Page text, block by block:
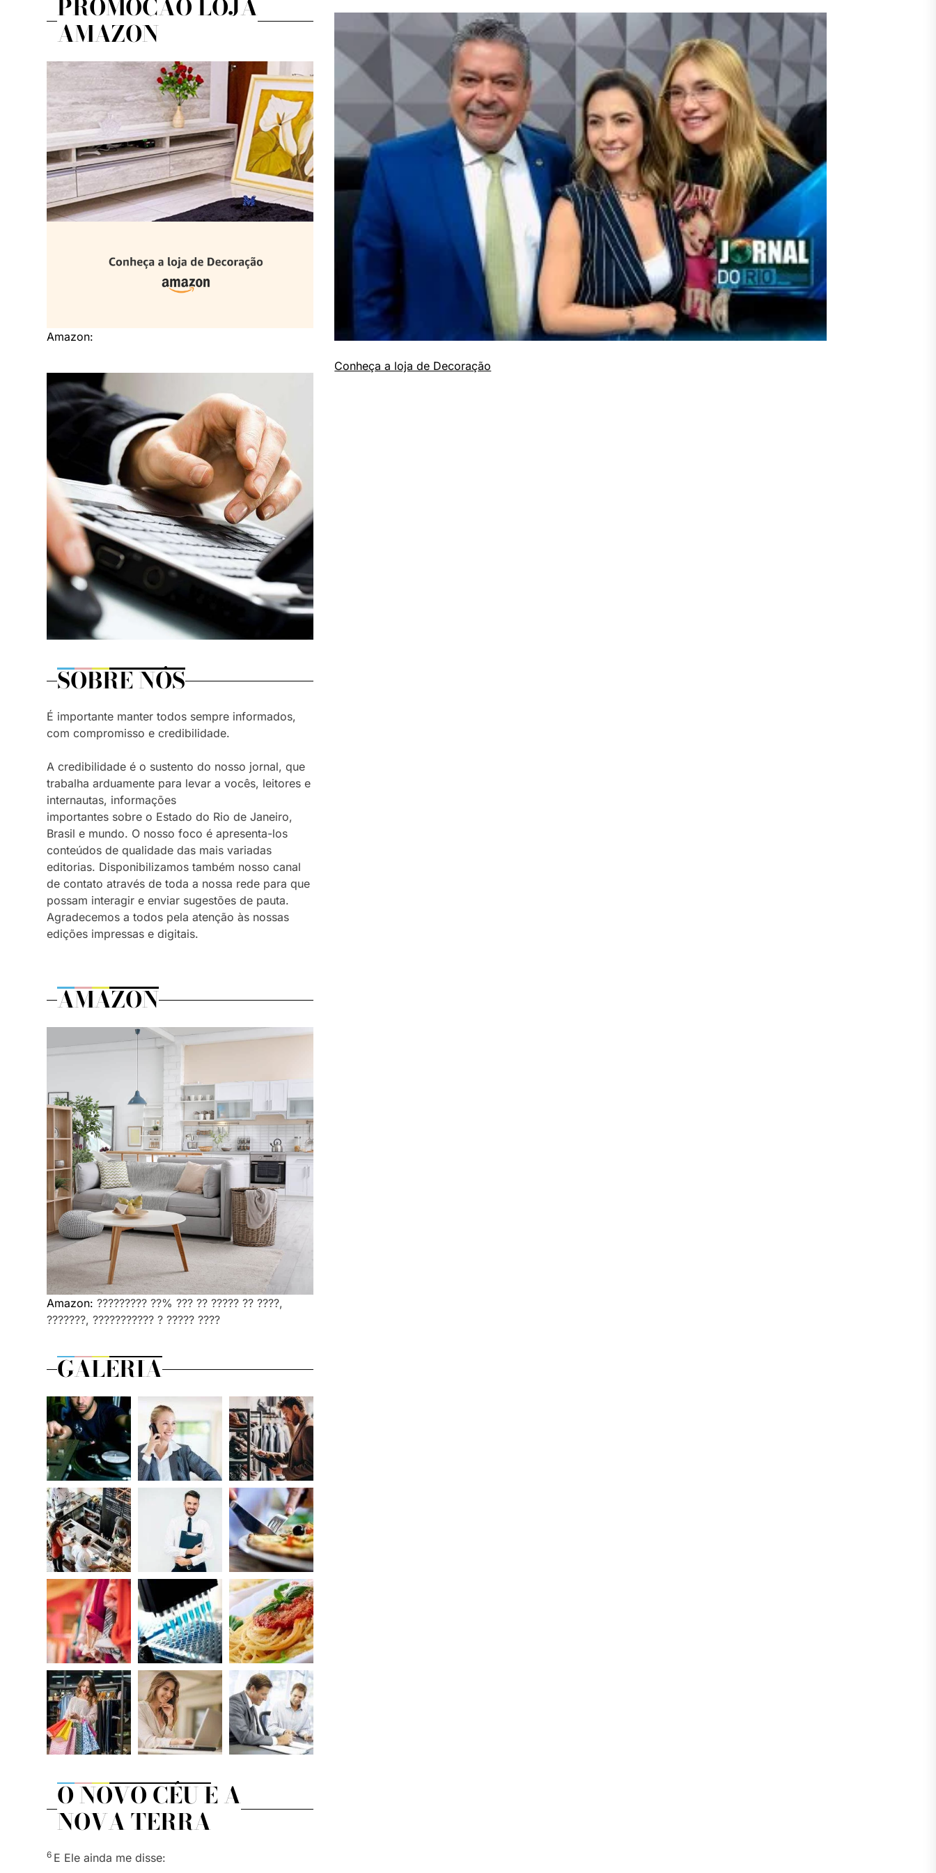
Conheça a loja de Decoração
PROMOÇÃO LOJA
AMAZON
Amazon:
SOBRE NÓS
É importante manter todos sempre informados,
com compromisso e credibilidade.
A credibilidade é o sustento do nosso jornal, que
trabalha arduamente para levar a vocês, leitores e
internautas, informações
importantes sobre o Estado do Rio de Janeiro,
Brasil e mundo. O nosso foco é apresenta-los
conteúdos de qualidade das mais variadas
editorias. Disponibilizamos também nosso canal
de contato através de toda a nossa rede para que
possam interagir e enviar sugestões de pauta.
Agradecemos a todos pela atenção às nossas
edições impressas e digitais.
AMAZON
Amazon: ????????? ??% ??? ?? ????? ?? ????,
???????, ??????????? ? ????? ????
GALERIA
O NOVO CÉU E A
NOVA TERRA
6 E Ele ainda me disse: